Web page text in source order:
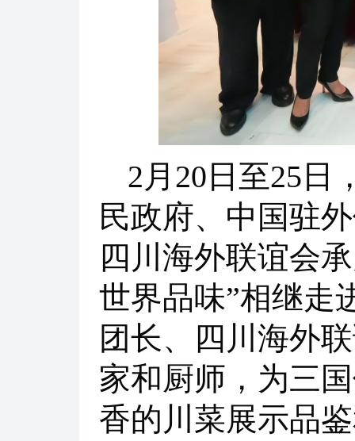
2月20日至25日
民政府、中国驻
四川海外联谊会
世界品味”相继走
团长、四川海外
家和厨师，为三
香的川菜展示品